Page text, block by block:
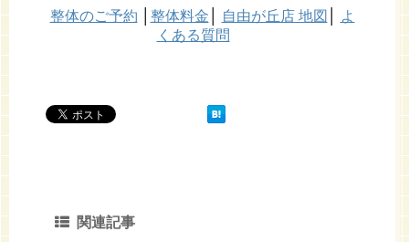
整体のご予約 整体料金 自由が丘店 地図
よ
くある質問
関連記事